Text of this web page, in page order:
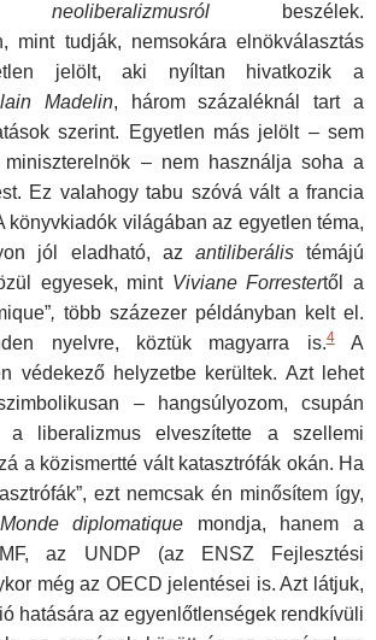
neoliberalizmusrólbeszélek.
mint tudják, nemsokára elnökválasztás
jelölt, aki nyíltan hivatkozik a
Madelin, három százaléknál tart a
szerint. Egyetlen más jelölt – sem
– nem használja soha a
Ez valahogy tabu szóvá vált a francia
könyvkiadók világában az egyetlen téma,
jól eladható, az antiliberálistémájú
egyesek, mint Viviane Forrestertől a
, több százezer példányban kelt el.
nyelvre, köztük magyarra is.4A
védekező helyzetbe kerültek. Azt lehet
– hangsúlyozom, csupán
a liberalizmus elveszítette a szellemi
a közismertté vált katasztrófák okán. Ha
ezt nemcsak én minősítem így,
diplomatique mondja, hanem a
az UNDP (az ENSZ Fejlesztési
még az OECD jelentései is. Azt látjuk,
hatására az egyenlőtlenségek rendkívüli